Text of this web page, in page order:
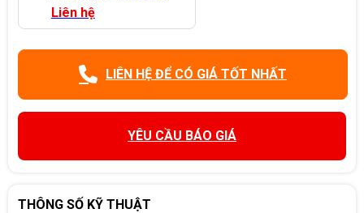
Liên hệ
LIÊN HỆ ĐỂ CÓ GIÁ TỐT NHẤT
YÊU CẦU BÁO GIÁ
THÔNG SỐ KỸ THUẬT